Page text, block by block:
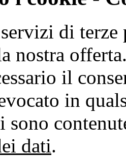
di terze
nostra
il
in
dati.